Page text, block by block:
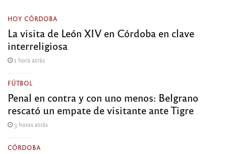
HOY CÓRDOBA
La visita de León XIV en Córdoba en clave
interreligiosa
1 hora atrás
FÚTBOL
Penal en contra y con uno menos: Belgrano
rescató un empate de visitante ante Tigre
3 horas atrás
CÓRDOBA